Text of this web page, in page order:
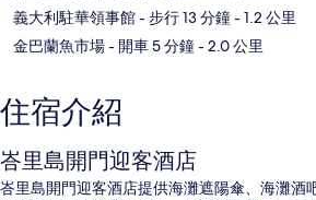
義大利駐華領事館- 步行 13 分鐘- 1.2 公里
金巴蘭魚市場- 開車 5 分鐘- 2.0 公里
住宿介紹
峇里島開門迎客酒店
峇里島開門迎客酒店提供海灘遮陽傘、海灘酒